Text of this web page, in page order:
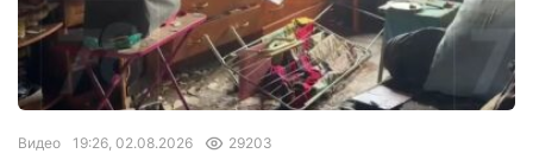
Видео 19:26, 02.08.2026 29203